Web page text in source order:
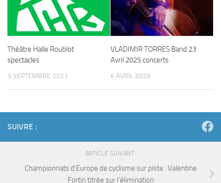
Théâtre Halle Roublot
spectacles
3 SEPTEMBRE 2021
VLADIMIR TORRES Band 23
Avril 2025 concerts
6 AVRIL 2025
SUIVRE :
ARTICLE SUIVANT
Championnats d’Europe de cyclisme sur piste : Valentine
Fortin titrée sur l’élimination